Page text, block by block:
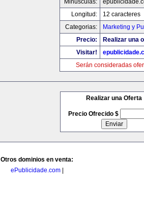
Minusculas:
Longitud:
12 caracteres
Categorias:
Marketing y
Precio:
Realizar una
Visitar!
Serán consideradas
Realizar una Oferta
Precio Ofrecido $
Otros dominios en venta:
ePublicidade.com|